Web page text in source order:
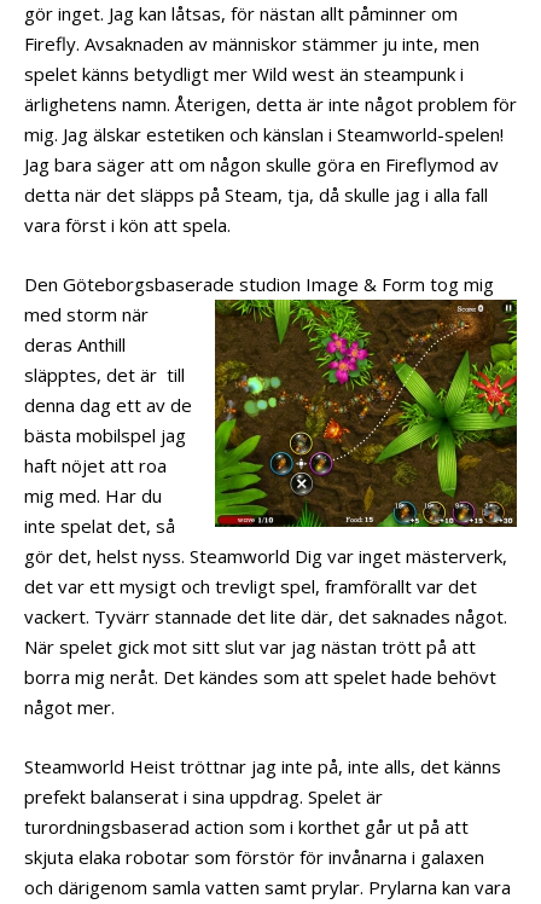
gör inget. Jag kan låtsas, för nästan allt påminner om
Firefly. Avsaknaden av människor stämmer ju inte, men
spelet känns betydligt mer Wild west än steampunk i
ärlighetens namn. Återigen, detta är inte något problem för
mig. Jag älskar estetiken och känslan i Steamworld-spelen!
Jag bara säger att om någon skulle göra en Fireflymod av
detta när det släpps på Steam, tja, då skulle jag i alla fall
vara först i kön att spela.
Den Göteborgsbaserade studion Image & Form tog mig
med storm när
deras Anthill
släpptes, det är till
denna dag ett av de
bästa mobilspel jag
haft nöjet att roa
mig med. Har du
inte spelat det, så
gör det, helst nyss. Steamworld Dig var inget mästerverk,
det var ett mysigt och trevligt spel, framförallt var det
vackert. Tyvärr stannade det lite där, det saknades något.
När spelet gick mot sitt slut var jag nästan trött på att
borra mig neråt. Det kändes som att spelet hade behövt
något mer.
Steamworld Heist tröttnar jag inte på, inte alls, det känns
prefekt balanserat i sina uppdrag. Spelet är
turordningsbaserad action som i korthet går ut på att
skjuta elaka robotar som förstör för invånarna i galaxen
och därigenom samla vatten samt prylar. Prylarna kan vara